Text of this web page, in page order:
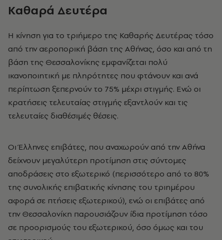
Καθαρά Δευτέρα
Η κίνηση για το τριήμερο της Καθαρής Δευτέρας τόσο
από την αεροπορική βάση της Αθήνας, όσο και από τη
βάση της Θεσσαλονίκης εμφανίζεται πολύ
ικανοποιητική με πληρότητες που φτάνουν και ανά
περίπτωση ξεπερνούν το 75% μέχρι στιγμής. Ενώ οι
κρατήσεις τελευταίας στιγμής εξαντλούν και τις
τελευταίες διαθέσιμές θέσεις.
Οι Έλληνες επιβάτες, που αναχωρούν από την Αθήνα
δείχνουν μεγαλύτερη προτίμηση στις σύντομες
αποδράσεις στο εξωτερικό (περισσότερο από το 80%
της συνολικής επιβατικής κίνησης του τριημέρου
αφορά σε πτήσεις εξωτερικού), ενώ οι επιβάτες από
την Θεσσαλονίκη παρουσιάζουν ίδια προτίμηση τόσο
σε προορισμούς του εξωτερικού, όσο όμως και του